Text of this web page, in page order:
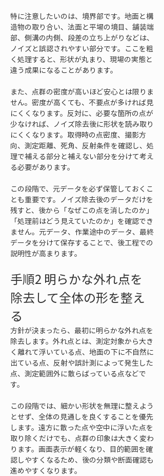
特に注意したいのは、境界部です。地面と構
造物の取り合い、法面と平場の境目、舗装端
部、側溝の内側、段差の立ち上がりなどは、
ノイズと誤認されやすい部分です。ここを粗
く処理すると、形状が丸まり、現場の実態と
違う成果になることがあります。
また、点群の密度が高いほど安心とは限りま
せん。密度が高くても、不要点が多ければ見
にくくなります。反対に、必要な箇所の点が
少なければ、ノイズ除去後に形状を読み取り
にくくなります。取得時の点密度、撮影方
向、測定距離、死角、反射条件を確認し、処
理で補える部分と補えない部分を分けて考え
る必要があります。
この段階で、元データを必ず保管しておくこ
とも重要です。ノイズ除去後のデータだけを
残すと、後から「なぜこの点を消したのか」
「処理前はどう見えていたのか」を確認でき
ません。元データ、作業途中のデータ、最終
データを分けて保存することで、後工程での
説明性が高まります。
手順2 明らかな外れ点を
除去して全体の形を整え
る
方針が決まったら、最初に明らかな外れ点を
除去します。外れ点とは、測定対象から大き
く離れて浮いている点、地面の下に不自然に
出ている点、反射や誤計測によって発生した
点、測定範囲外に散らばっている点などで
す。
この段階では、細かい形状を無理に整えよう
とせず、全体の見通しを良くすることを優先
します。遠方に散った点や空中に浮いた点を
取り除くだけでも、点群の印象は大きく変わ
ります。画面表示が軽くなり、目的範囲を確
認しやすくなるため、後の分類や断面確認も
進めやすくなります。